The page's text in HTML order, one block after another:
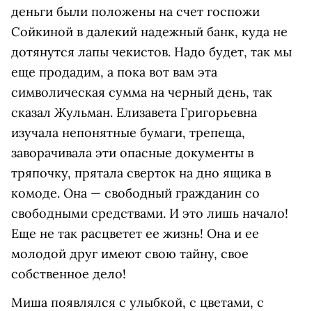
деньги были положены на счет госпожи
Сойкиной в далекий надежный банк, куда не
дотянутся лапы чекистов. Надо будет, так мы
еще продадим, а пока вот вам эта
символическая сумма на черный день, так
сказал Жульман. Елизавета Григорьевна
изучала непонятные бумаги, трепеща,
заворачивала эти опасные документы в
тряпочку, прятала сверток на дно ящика в
комоде. Она — свободный гражданин со
свободными средствами. И это лишь начало!
Еще не так расцветет ее жизнь! Она и ее
молодой друг имеют свою тайну, свое
собственное дело!
Миша появлялся с улыбкой, с цветами, с